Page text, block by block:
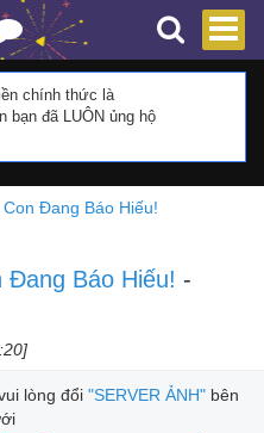
chính thức là
bạn đã LUÔN ủng hộ
Đang Báo Hiếu!
Đang Báo Hiếu! -
lòng đổi "SERVER ẢNH"bên